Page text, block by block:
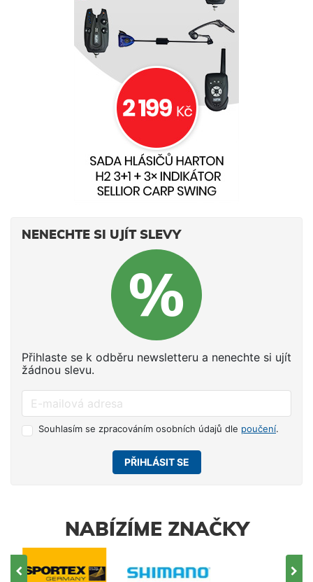
NENECHTE SI UJÍT SLEVY
Přihlaste se k odběru newsletteru a nenechte si ujít
žádnou slevu.
Souhlasím se zpracováním osobních údajů dle poučení.
PŘIHLÁSIT SE
NABÍZÍME ZNAČKY